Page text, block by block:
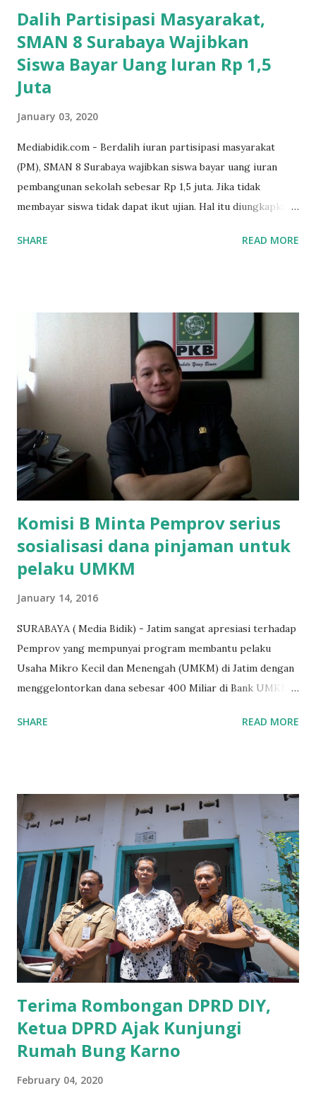
Dalih Partisipasi Masyarakat,
SMAN 8 Surabaya Wajibkan
Siswa Bayar Uang Iuran Rp 1,5
Juta
January 03, 2020
Mediabidik.com - Berdalih iuran partisipasi masyarakat
(PM), SMAN 8 Surabaya wajibkan siswa bayar uang iuran
pembangunan sekolah sebesar Rp 1,5 juta. Jika tidak
membayar siswa tidak dapat ikut ujian. Hal itu diungkapkan
SMAN 8 Jalan Iskandar Muda Surabaya mengatakan, ada
Mujib menambahkan, akhirnya terpaksa ortu nya pinjam
uang tetangga 500 ribu, agar anaknya bisa ikut ujian.
"Kasihan dia sudah tidak punya ayah, ibunya saudara saya,
kerja sebagai pembantu rumah tangga. Tolong dibantu mas,
agar uang bisa kembali,"ungkapnya. Perihal adanya
penarikan uang iuran untuk pembangunan gedung sekolah,
dibenarkan oleh Atika Fadhilah siswa kelas XI saat
diwawancarai. "Benar, bilangnya wajib Rp 1,5 juta dan waktu
terakh...
SHARE READ MORE
Komisi B Minta Pemprov serius
sosialisasi dana pinjaman untuk
pelaku UMKM
January 14, 2016
SURABAYA ( Media Bidik) - Jatim sangat apresiasi terhadap
Pemprov yang mempunyai program membantu pelaku
Usaha Mikro Kecil dan Menengah (UMKM) di Jatim dengan
menggelontorkan dana sebesar 400 Miliar di Bank UMKM
UMKM di Jatim. Namun Chusainuddin,S.Sos Anggota Komisi
yang sebenarnya ada dana pinjaman lunak untuk mereka. "
Ketika saya menjalankan Reses di Blitar,Kediri dan
Tulungagung , banyak masyarakat sana tak mengetahui ada
dana pinjaman lunak di Bank UMKM untuk para pelaku
UMKM, karena sebenarnya jika Pemprov serius
memberikan sosialisasi sampai ke tingkat desa,maka saya
yakin masyarakat sangat senang sekali," ucap pria yang
akrab dipanggil Gus Udin tersebut. Apalagi menyambut
MEA, seharusnya pelaku UMKM sudah mengerti kalau ada
dana pinjaman unt...
SHARE READ MORE
Terima Rombongan DPRD DIY,
Ketua DPRD Ajak Kunjungi
Rumah Bung Karno
February 04, 2020